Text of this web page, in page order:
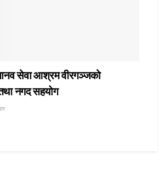
मानव सेवा आश्रम वीरगञ्जको
नगद सहयोग